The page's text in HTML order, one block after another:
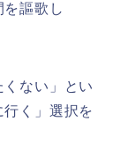
謳歌し
ない」とい
く」選択を